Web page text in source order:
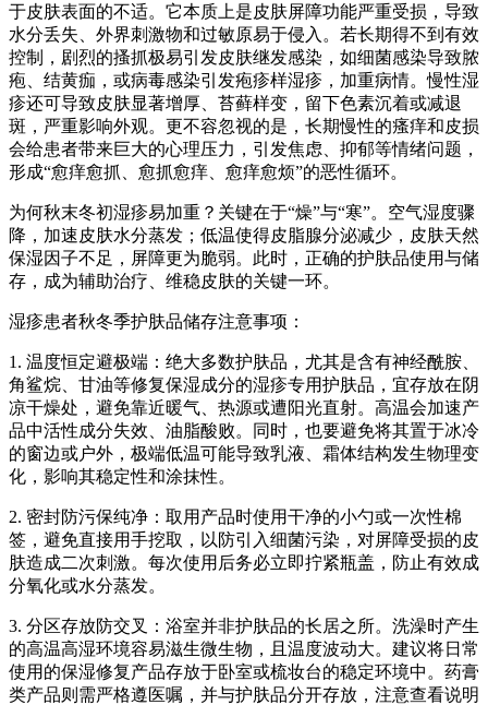
于皮肤表面的不适。它本质上是皮肤屏障功能严重受损，导致
水分丢失、外界刺激物和过敏原易于侵入。若长期得不到有效
控制，剧烈的搔抓极易引发皮肤继发感染，如细菌感染导致脓
疱、结黄痂，或病毒感染引发疱疹样湿疹，加重病情。慢性湿
疹还可导致皮肤显著增厚、苔藓样变，留下色素沉着或减退
斑，严重影响外观。更不容忽视的是，长期慢性的瘙痒和皮损
会给患者带来巨大的心理压力，引发焦虑、抑郁等情绪问题，
形成“愈痒愈抓、愈抓愈痒、愈痒愈烦”的恶性循环。
为何秋末冬初湿疹易加重？关键在于“燥”与“寒”。空气湿度骤
降，加速皮肤水分蒸发；低温使得皮脂腺分泌减少，皮肤天然
保湿因子不足，屏障更为脆弱。此时，正确的护肤品使用与储
存，成为辅助治疗、维稳皮肤的关键一环。
湿疹患者秋冬季护肤品储存注意事项：
1. 温度恒定避极端：绝大多数护肤品，尤其是含有神经酰胺、
角鲨烷、甘油等修复保湿成分的湿疹专用护肤品，宜存放在阴
凉干燥处，避免靠近暖气、热源或遭阳光直射。高温会加速产
品中活性成分失效、油脂酸败。同时，也要避免将其置于冰冷
的窗边或户外，极端低温可能导致乳液、霜体结构发生物理变
化，影响其稳定性和涂抹性。
2. 密封防污保纯净：取用产品时使用干净的小勺或一次性棉
签，避免直接用手挖取，以防引入细菌污染，对屏障受损的皮
肤造成二次刺激。每次使用后务必立即拧紧瓶盖，防止有效成
分氧化或水分蒸发。
3. 分区存放防交叉：浴室并非护肤品的长居之所。洗澡时产生
的高温高湿环境容易滋生微生物，且温度波动大。建议将日常
使用的保湿修复产品存放于卧室或梳妆台的稳定环境中。药膏
类产品则需严格遵医嘱，并与护肤品分开存放，注意查看说明